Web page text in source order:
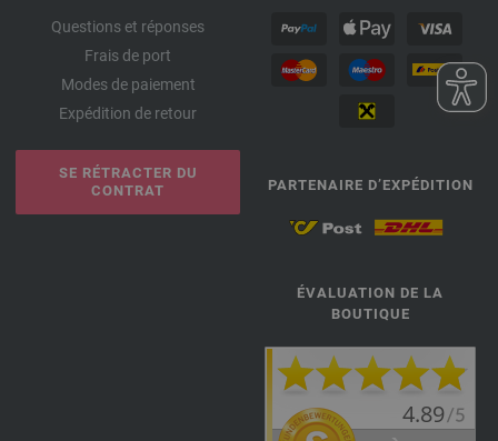
Questions et réponses
Frais de port
Modes de paiement
Expédition de retour
SE RÉTRACTER DU
CONTRAT
PARTENAIRE D’EXPÉDITION
ÉVALUATION DE LA
BOUTIQUE